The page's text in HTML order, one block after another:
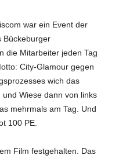
war ein Event der
Bückeburger
die Mitarbeiter jeden Tag
City-Glamour gegen
wich das
Wiese dann von links
mehrmals am Tag. Und
100 PE.
Film festgehalten. Das